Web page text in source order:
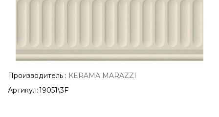
Производитель : KERAMA MARAZZI
Артикул: 19051\3F